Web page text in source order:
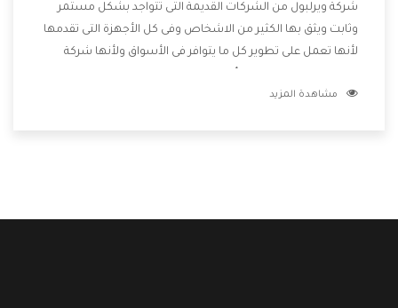
شركة ويرلبول من الشركات القديمة التى تتواجد بشكل مستمر
وثابت ويثق بها الكثير من الاشخاص وفى كل الأجهزة التى تقدمها
لأنها تعمل على تطوير كل ما يتوافر فى الأسواق ولأنها شركة
وتقدم للعملاء أقوى العروض والخصومات التى تسهل على
مشاهدة المزيد